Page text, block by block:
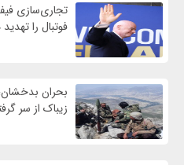
تجاری‌سازی
فوتبال را
بحران
زیباک از سر